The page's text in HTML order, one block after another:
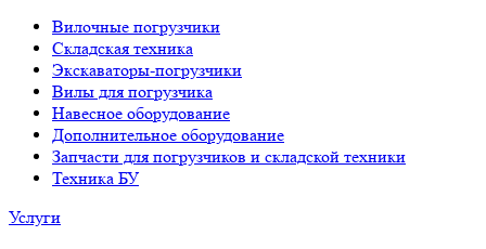
Вилочные погрузчики
Складская техника
Экскаваторы-погрузчики
Вилы для погрузчика
Навесное оборудование
Дополнительное оборудование
Запчасти для погрузчиков и складской техники
Техника БУ
Услуги